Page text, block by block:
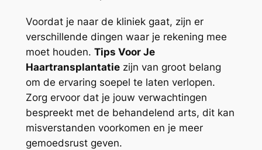
Voordat je naar de kliniek gaat, zijn er
verschillende dingen waar je rekening mee
moet houden. Tips Voor Je
Haartransplantatiezijn van groot belang
om de ervaring soepel te laten verlopen.
Zorg ervoor dat je jouw verwachtingen
bespreekt met de behandelend arts, dit kan
misverstanden voorkomen en je meer
gemoedsrust geven.